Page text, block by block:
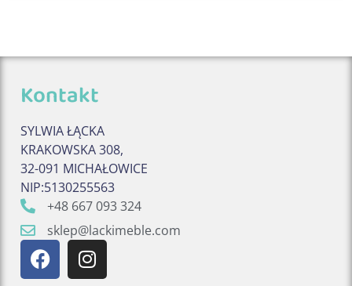
Kontakt
SYLWIA ŁĄCKA
KRAKOWSKA 308,
32-091 MICHAŁOWICE
NIP:5130255563
+48 667 093 324
sklep@lackimeble.com